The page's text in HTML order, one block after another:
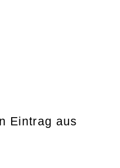
Eintrag aus